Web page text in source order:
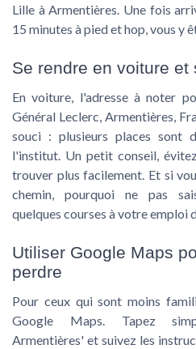
Lille à Armentières. Une fois
15 minutes à pied et hop, vous y
Se rendre en voiture et
En voiture, l'adresse à noter
Général Leclerc, Armentières,
souci : plusieurs places sont
l'institut. Un petit conseil,
trouver plus facilement. Et si
chemin, pourquoi ne pas
quelques courses à votre emploi
Utiliser Google Maps
perdre
Pour ceux qui sont moins
Google Maps. Tapez
Armentières' et suivez les